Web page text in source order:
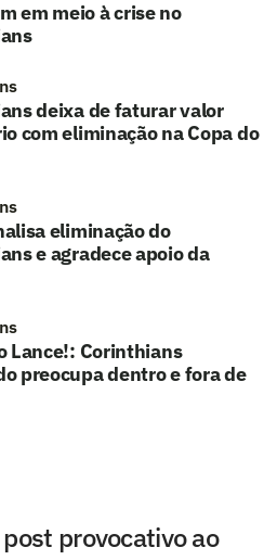
em meio à crise no
deixa de faturar valor
com eliminação na Copa do
eliminação do
e agradece apoio da
Lance!: Corinthians
preocupa dentro e fora de
provocativo ao